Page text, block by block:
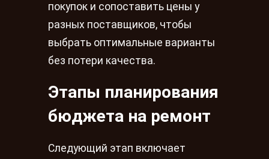
покупок и сопоставить цены у
разных поставщиков, чтобы
выбрать оптимальные варианты
без потери качества.
Этапы планирования
бюджета на ремонт
Следующий этап включает